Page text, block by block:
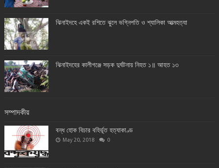
ঝিনাইদহে একই রশিতে ঝুলে ভগ্নিপতি ও শ্যালিকা আত্মহত্যা
ঝিনাইদহের কালীগঞ্জে সড়ক দুর্ঘটনায় নিহত ১॥ আহত ১৩
সম্পাদকীয়
বন্ধ হোক বিচার বহির্ভূত হত্যাকাণ্ড
May 20, 2018 0